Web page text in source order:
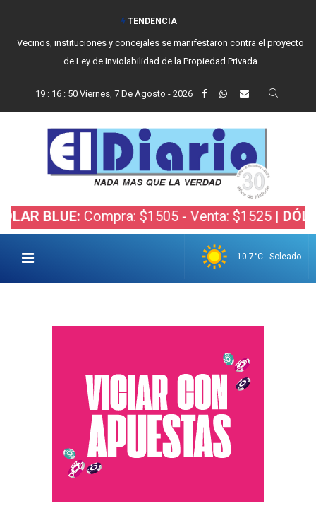
TENDENCIA
Vecinos, instituciones y concejales se manifestaron contra el proyecto
de Ley de Inviolabilidad de la Propiedad Privada
19: 16: 50 Viernes, 7 De Agosto - 2026
Compra: $1505 - Venta: $1525 |DÓLAR
10.7°C - Soleado